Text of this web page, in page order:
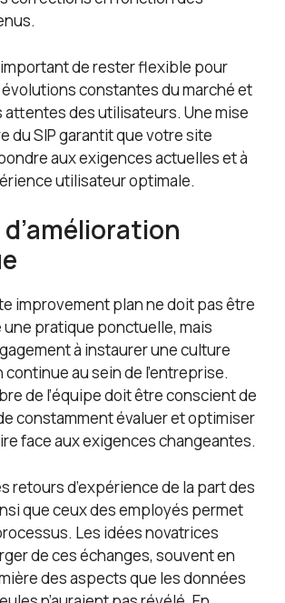
de rester flexible pour
évolutions constantes du marché et
attentes des utilisateurs. Une mise
du SIP garantit que votre site
aux exigences actuelles et à
utilisateur optimale.
improvement plan ne doit pas être
une pratique ponctuelle, mais
à instaurer une culture
continue au sein de l’entreprise.
de l’équipe doit être conscient de
constamment évaluer et optimiser
face aux exigences changeantes.
retours d’expérience de la part des
que ceux des employés permet
Les idées novatrices
de ces échanges, souvent en
des aspects que les données